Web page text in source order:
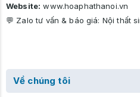
Website: www.hoaphathanoi.vn
💬 Zalo tư vấn & báo giá: Nội thất
Về chúng tôi